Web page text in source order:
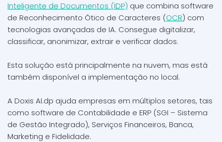
Inteligente de Documentos (IDP) que combina software
de Reconhecimento Ótico de Caracteres (OCR) com
tecnologias avançadas de IA. Consegue digitalizar,
classificar, anonimizar, extrair e verificar dados.
Esta solução está principalmente na nuvem, mas está
também disponível a implementação no local.
A Doxis AI.dp ajuda empresas em múltiplos setores, tais
como software de Contabilidade e ERP (SGI – Sistema
de Gestão Integrado), Serviços Financeiros, Banca,
Marketing e Fidelidade.